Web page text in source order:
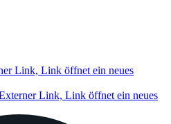
Link, Link öffnet ein neues
Link, Link öffnet ein neues